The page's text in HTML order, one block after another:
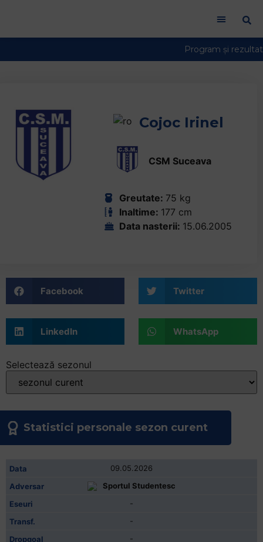
All
One
This
shortcut
activates
the
screen
reader
navigate
and
with
the
content.
Cojoc Irinel
CSM Suceava
Greutate: 75 kg
Inaltime: 177 cm
Data nasterii: 15.06.2005
Facebook Twitter
LinkedIn WhatsApp
Selectează sezonul
Statistici personale sezon curent
09.05.2026
Sportul Studentesc
-
-
-